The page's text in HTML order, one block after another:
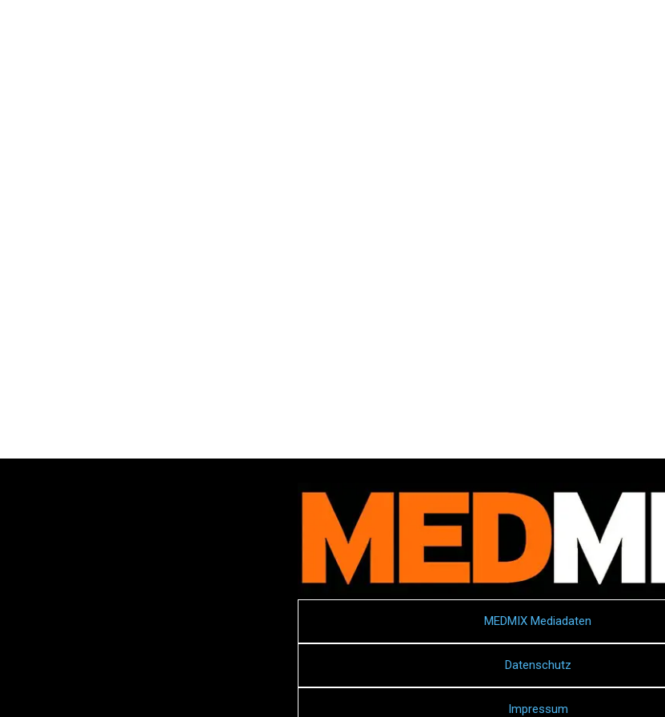
MEDMIX Mediadaten
Datenschutz
Impressum